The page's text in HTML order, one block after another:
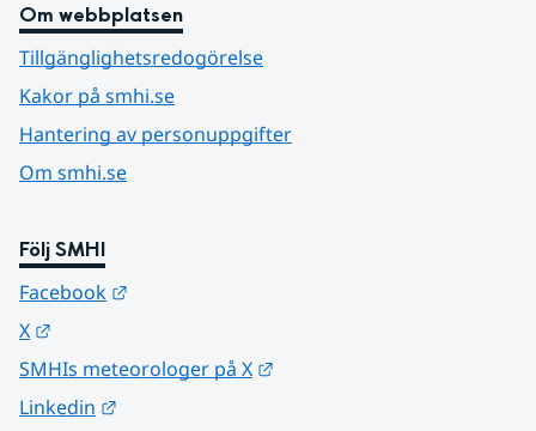
Om webbplatsen
Tillgänglighetsredogörelse
Kakor på smhi.se
Hantering av personuppgifter
Om smhi.se
Följ SMHI
Facebook
X
SMHIs meteorologer på X
Linkedin